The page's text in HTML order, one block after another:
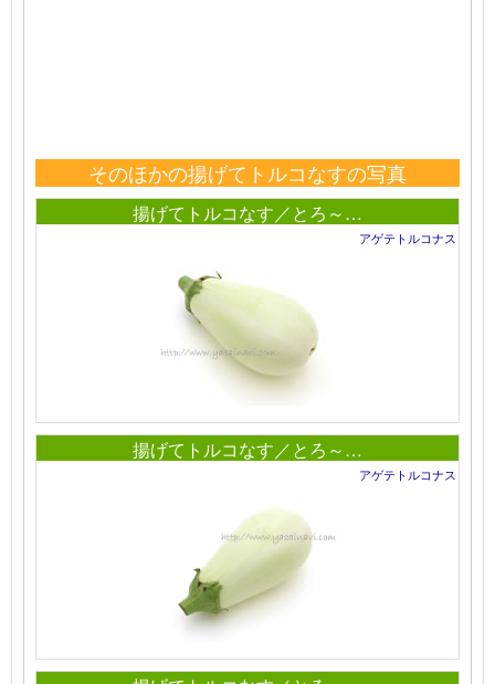
そのほかの揚げてトルコなすの写真
揚げてトルコなす／とろ～…
アゲテトルコナス
揚げてトルコなす／とろ～…
アゲテトルコナス